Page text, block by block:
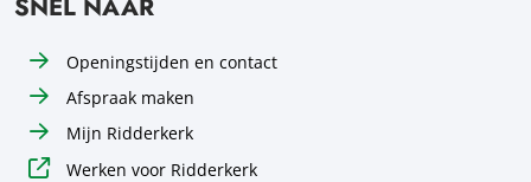
Openingstijden en contact
Afspraak maken
Mijn Ridderkerk
Werken voor Ridderkerk